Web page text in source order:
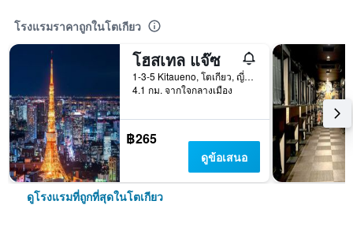
โรงแรมราคาถูกในโตเกียว
โฮสเทล แจ๊ซ
1-3-5 Kitaueno, โตเกียว, ญี่ปุ่น
4.1 กม. จากใจกลางเมือง
฿265
ดูข้อเสนอ
ดูโรงแรมที่ถูกที่สุดในโตเกียว